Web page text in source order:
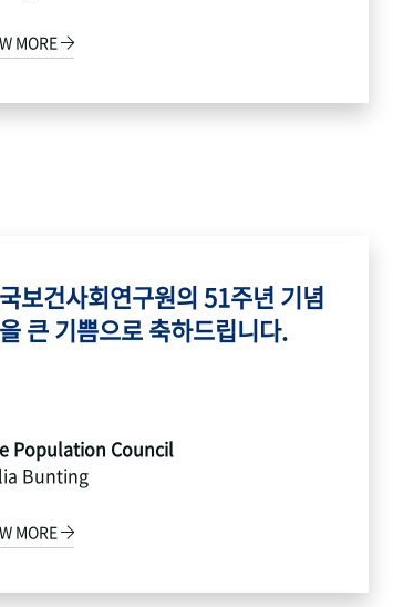
MORE
보건사회연구원의 51주년 기념
큰 기쁨으로 축하드립니다.
Population Council
Bunting
MORE